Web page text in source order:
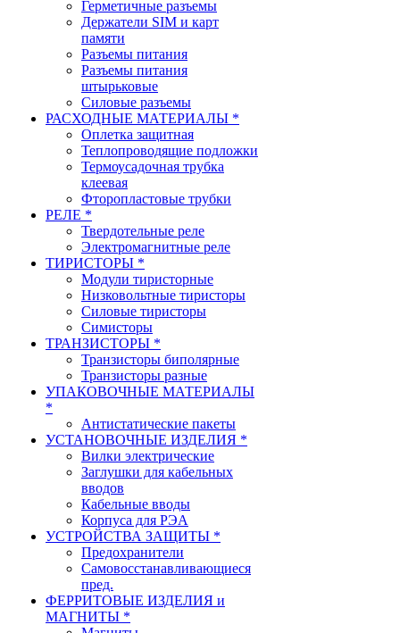
Герметичные разъемы
Держатели SIM и карт
памяти
Разъемы питания
Разъемы питания
штырьковые
Силовые разъемы
РАСХОДНЫЕ МАТЕРИАЛЫ *
Оплетка защитная
Теплопроводящие подложки
Термоусадочная трубка
клеевая
Фторопластовые трубки
РЕЛЕ *
Твердотельные реле
Электромагнитные реле
ТИРИСТОРЫ *
Модули тиристорные
Низковольтные тиристоры
Силовые тиристоры
Симисторы
ТРАНЗИСТОРЫ *
Транзисторы биполярные
Транзисторы разные
УПАКОВОЧНЫЕ МАТЕРИАЛЫ
*
Антистатические пакеты
УСТАНОВОЧНЫЕ ИЗДЕЛИЯ *
Вилки электрические
Заглушки для кабельных
вводов
Кабельные вводы
Корпуса для РЭА
УСТРОЙСТВА ЗАЩИТЫ *
Предохранители
Самовосстанавливающиеся
пред.
ФЕРРИТОВЫЕ ИЗДЕЛИЯ и
МАГНИТЫ *